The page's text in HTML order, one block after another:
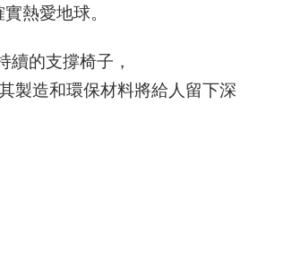
實熱愛地球。
續的支撐椅子，
製造和環保材料將給人留下深